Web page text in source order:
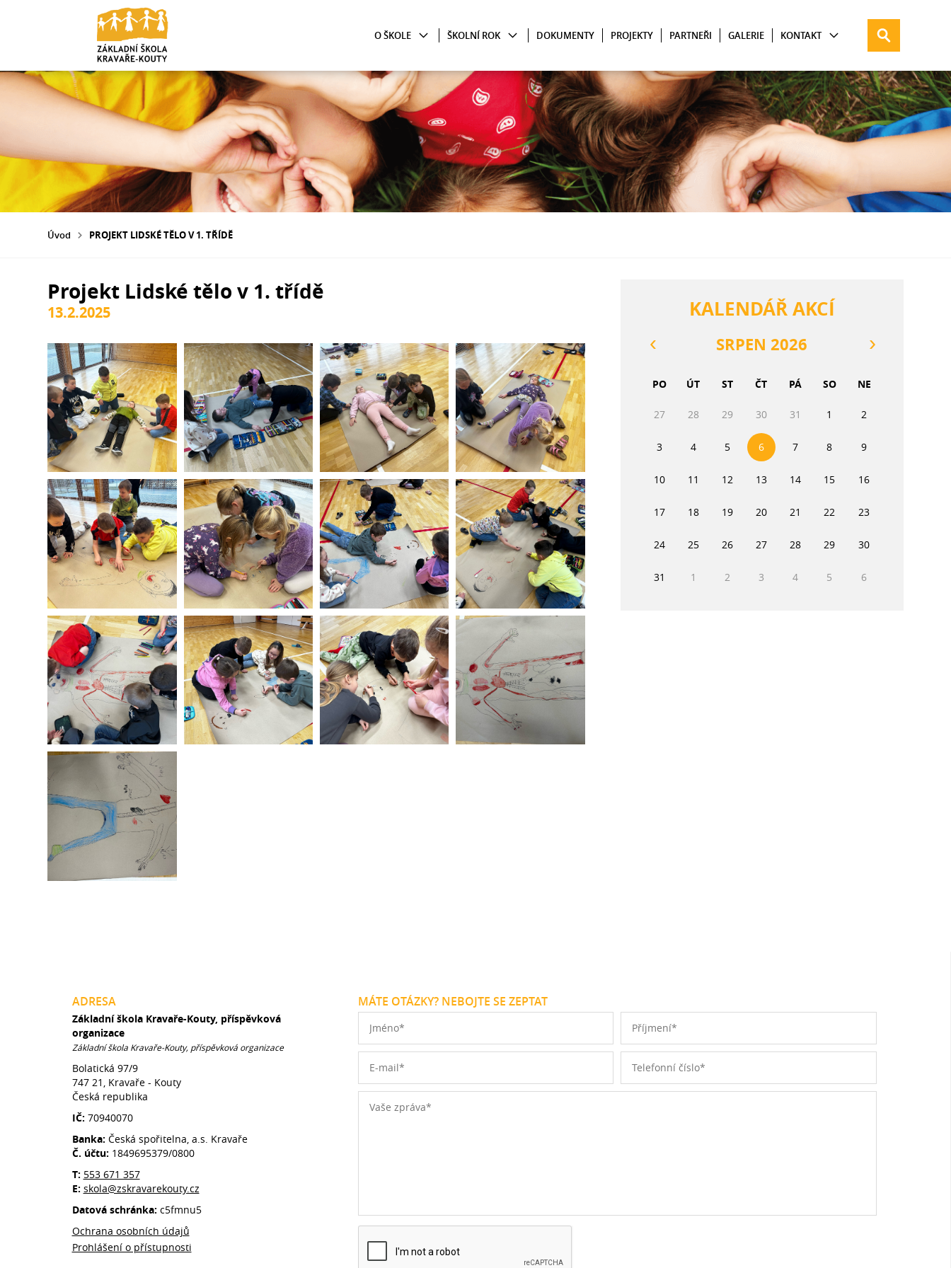
O ŠKOLE ŠKOLNÍ ROK DOKUMENTY PROJEKTY PARTNEŘI GALERIE KONTAKT
Úvod PROJEKT LIDSKÉ TĚLO V 1. TŘÍDĚ
Projekt Lidské tělo v 1. třídě
13.2.2025 KALENDÁŘ AKCÍ
SRPEN 2026
PO ÚT ST ČT PÁ SO NE
27 28 29 30 31 1 2
3 4 5 6 7 8 9
10 11 12 13 14 15 16
17 18 19 20 21 22 23
24 25 26 27 28 29 30
31 1 2 3 4 5 6
ADRESA
Základní škola Kravaře-Kouty, příspěvková
organizace
Základní škola Kravaře-Kouty, příspěvková organizace
Bolatická 97/9
747 21, Kravaře - Kouty
Česká republika
IČ: 70940070
Banka: Česká spořitelna, a.s. Kravaře
Č. účtu: 1849695379/0800
T: 553 671 357
E: skola@zskravarekouty.cz
Datová schránka: c5fmnu5
Ochrana osobních údajů
Prohlášení o přístupnosti
MÁTE OTÁZKY? NEBOJTE SE ZEPTAT